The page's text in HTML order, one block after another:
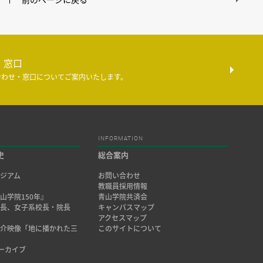
窓口
せ・窓口についてご案内いたします。
アム
学院150年』
、女子系校長・院長
映像「地に播かれた三
カイブ
INFORMATION
総合案内
お問い合わせ
教職員採用情報
青山学院共済会
キャンパスマップ
アクセスマップ
このサイトについて